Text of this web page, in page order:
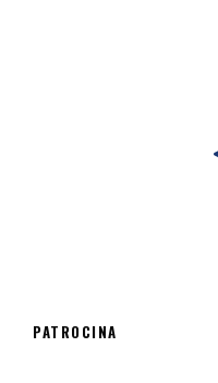
PATROCINA